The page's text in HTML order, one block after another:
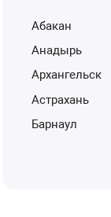
Абакан
Анадырь
Архангельск
Астрахань
Барнаул